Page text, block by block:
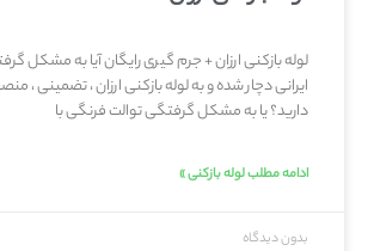
لوله بازکنی ارزان + جرم گیری رایگان آیا به مشکل
ایرانی دچار شده و به لوله بازکنی ارزان ، تضمینی ،
دارید؟ یا به مشکل گرفتگی توالت فرنگی با
ادامه مطلب لوله بازکنی »
بدون دیدگاه